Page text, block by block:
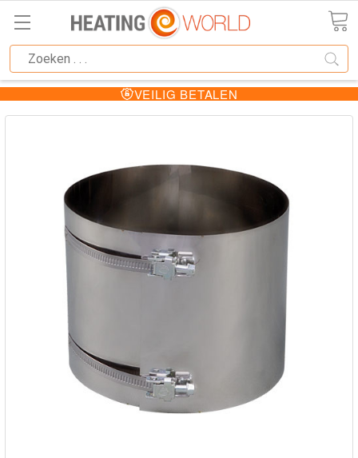
VEILIG BETALEN